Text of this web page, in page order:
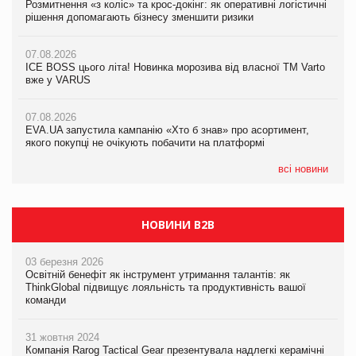
Розмитнення «з коліс» та крос-докінг: як оперативні логістичні
рішення допомагають бізнесу зменшити ризики
07.08.2026
ICE BOSS цього літа! Новинка морозива від власної ТМ Varto
вже у VARUS
07.08.2026
EVA.UA запустила кампанію «Хто б знав» про асортимент,
якого покупці не очікують побачити на платформі
всі новини
07.08.2026
EVA.UA запустила кампанію «Хто б знав» про асортимент,
06.08.2026
Смачна новинка для хвостатих: у VARUS з’явилися паучі
05.08.2026
Мережа супермаркетів VARUS купує мережу магазинів
Kraft Heinz скоротила збиток у першому півріччі
Продажі Hugo Boss впали на 9%
НОВИНИ B2B
03 березня 2026
Освітній бенефіт як інструмент утримання талантів: як
ThinkGlobal підвищує лояльність та продуктивність вашої
команди
31 жовтня 2024
Компанія Rarog Tactical Gear презентувала надлегкі керамічні